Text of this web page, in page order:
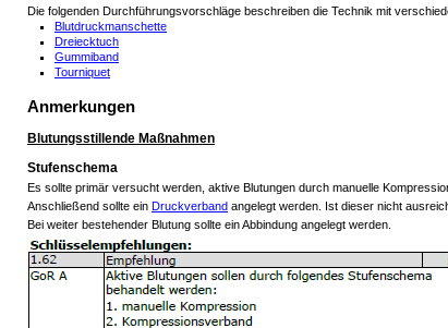
Die folgenden Durchführungsvorschläge beschreiben die Technik mit
Blutdruckmanschette
Dreiecktuch
Gummiband
Tourniquet
Anmerkungen
Blutungsstillende Maßnahmen
Stufenschema
Es sollte primär versucht werden, aktive Blutungen durch manuelle
Anschließend sollte ein Druckverband angelegt werden. Ist dieser nicht
Bei weiter bestehender Blutung sollte ein Abbindung angelegt werden.